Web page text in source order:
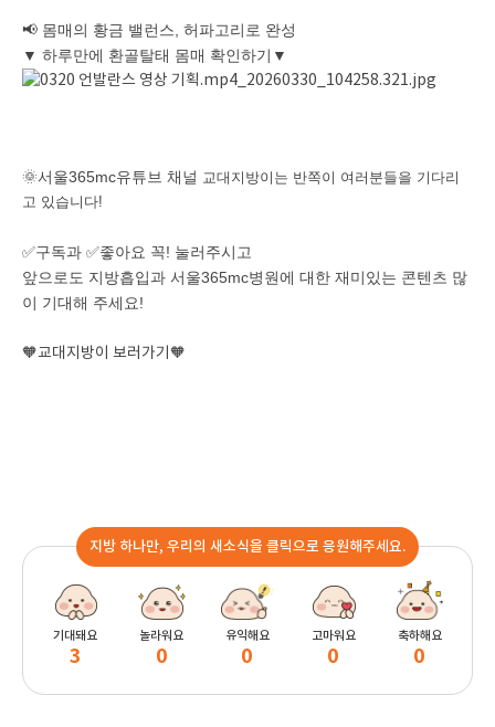
📢 몸매의 황금 밸런스, 허파고리로 완성
▼ 하루만에 환골탈태 몸매 확인하기▼
🌞서울365mc유튜브 채널 교대지방이는 반쪽이 여러분들을 기다리
고 있습니다!
✅구독과 ✅좋아요 꼭! 눌러주시고
앞으로도 지방흡입과 서울365mc병원에 대한 재미있는 콘텐츠 많
이 기대해 주세요!
🧡교대지방이 보러가기🧡
지방 하나만, 우리의 새소식을 클릭으로 응원해주세요.
기대돼요
3
놀라워요
0
유익해요
0
고마워요
0
축하해요
0